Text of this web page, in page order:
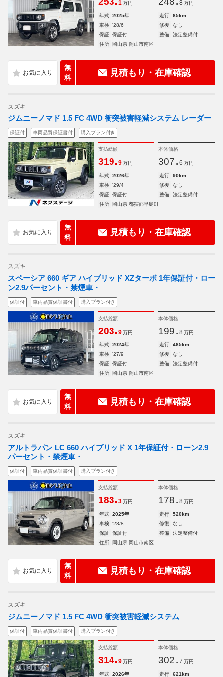
1 万円 8 万円
年式 2025年 走行
65km
車検
'28/6 修復
なし
保証
保証付 整備
法定整備付
住所
岡山県 岡山市南区
無
料
見積もり・在庫確認
スズキ
ジムニーノマド 1.5 FC 4WD 衝突被害軽減システム レーダー
保証付 車両品質保証書付 購入プラン付き
支払総額
319.9 万円
本体価格
307. 6 万円
年式 2026年 走行
90km
車検
'29/4 修復
なし
保証
保証付 整備
法定整備付
住所
岡山県 都窪郡早島町
無
料
見積もり・在庫確認
スズキ
スペーシア 660 ギア ハイブリッド XZターボ 1年保証付・ロー
ン2.9パーセント・禁煙車・
保証付 車両品質保証書付 購入プラン付き
支払総額
203.9 万円
本体価格
199. 8 万円
年式 2024年 走行
465km
車検
'27/9 修復
なし
保証
保証付 整備
法定整備付
住所
岡山県 岡山市南区
無
料
見積もり・在庫確認
スズキ
アルトラパン LC 660 ハイブリッド X 1年保証付・ローン2.9
パーセント・禁煙車・
保証付 車両品質保証書付 購入プラン付き
支払総額
183.3 万円
本体価格
178. 8 万円
年式 2025年 走行
520km
車検
'28/8 修復
なし
保証
保証付 整備
法定整備付
住所
岡山県 岡山市南区
無
料
見積もり・在庫確認
スズキ
ジムニーノマド 1.5 FC 4WD 衝突被害軽減システム
保証付 車両品質保証書付 購入プラン付き
支払総額
314.9 万円
本体価格
302. 7 万円
年式 2026年 走行
621km